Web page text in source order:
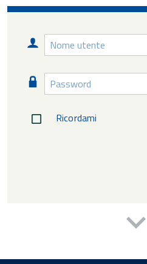
Nome
utente
Password
Ricordami